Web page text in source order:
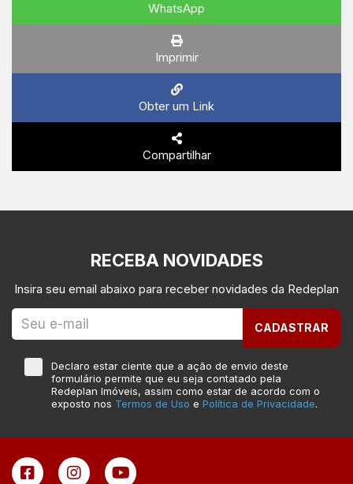
WhatsApp
Imprimir
Obter um Link
Compartilhar
RECEBA NOVIDADES
Insira seu email abaixo para receber novidades da Redeplan
CADASTRAR
Declaro estar ciente que a ação de envio deste
formulário permite que eu seja contatado pela
Redeplan Imóveis, assim como estar de acordo com o
exposto nos Termos de Uso e Política de Privacidade.